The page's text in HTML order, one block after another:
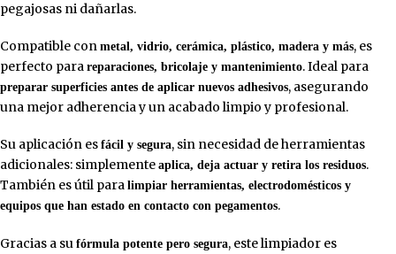
pegajosas ni dañarlas.
Compatible con metal, vidrio, cerámica, plástico, madera y más, es
perfecto para reparaciones, bricolaje y mantenimiento. Ideal para
preparar superficies antes de aplicar nuevos adhesivos, asegurando
una mejor adherencia y un acabado limpio y profesional.
Su aplicación es fácil y segura, sin necesidad de herramientas
adicionales: simplemente aplica, deja actuar y retira los residuos.
También es útil para limpiar herramientas, electrodomésticos y
equipos que han estado en contacto con pegamentos.
Gracias a su fórmula potente pero segura, este limpiador es